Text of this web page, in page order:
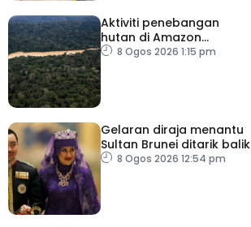
Aktiviti penebangan
hutan di Amazon
merosot dalam tempoh
8 Ogos 2026 1:15 pm
Gelaran diraja menantu
Sultan Brunei ditarik balik
8 Ogos 2026 12:54 pm